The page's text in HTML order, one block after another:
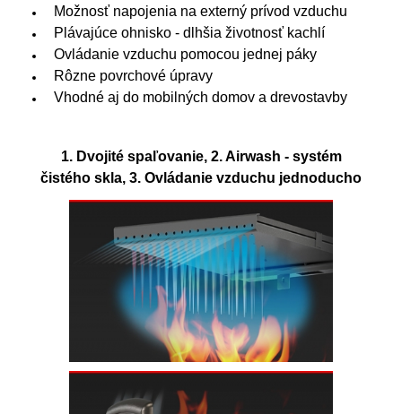
Možnosť napojenia na externý prívod vzduchu
Plávajúce ohnisko - dlhšia životnosť kachlí
Ovládanie vzduchu pomocou jednej páky
Rôzne povrchové úpravy
Vhodné aj do mobilných domov a drevostavby
1. Dvojité spaľovanie, 2. Airwash - systém
čistého skla, 3. Ovládanie vzduchu jednoducho